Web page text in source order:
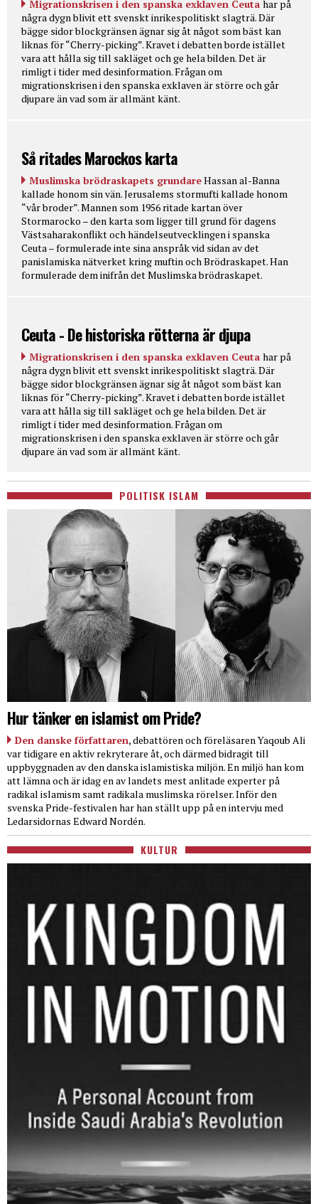
Migrationskrisen i den spanska exklaven Ceuta har på
några dygn blivit ett svenskt inrikespolitiskt slagträ. Där
bägge sidor blockgränsen ägnar sig åt något som bäst kan
liknas för “Cherry-picking”. Kravet i debatten borde istället
vara att hålla sig till sakläget och ge hela bilden. Det är
rimligt i tider med desinformation. Frågan om
migrationskrisen i den spanska exklaven är större och går
djupare än vad som är allmänt känt.
Så ritades Marockos karta
Muslimska brödraskapets grundareHassan al-Banna
kallade honom sin vän. Jerusalems stormufti kallade honom
“vår broder”. Mannen som 1956 ritade kartan över
Stormarocko – den karta som ligger till grund för dagens
Västsaharakonflikt och händelseutvecklingen i spanska
Ceuta – formulerade inte sina anspråk vid sidan av det
panislamiska nätverket kring muftin och Brödraskapet. Han
formulerade dem inifrån det Muslimska brödraskapet.
Ceuta - De historiska rötterna är djupa
Migrationskrisen i den spanska exklaven Ceuta har på
några dygn blivit ett svenskt inrikespolitiskt slagträ. Där
bägge sidor blockgränsen ägnar sig åt något som bäst kan
liknas för “Cherry-picking”. Kravet i debatten borde istället
vara att hålla sig till sakläget och ge hela bilden. Det är
rimligt i tider med desinformation. Frågan om
migrationskrisen i den spanska exklaven är större och går
djupare än vad som är allmänt känt.
POLITISK ISLAM
Hur tänker en islamist om Pride?
Den danske författaren, debattören och föreläsaren Yaqoub Ali
var tidigare en aktiv rekryterare åt, och därmed bidragit till
uppbyggnaden av den danska islamistiska miljön. En miljö han kom
att lämna och är idag en av landets mest anlitade experter på
radikal islamism samt radikala muslimska rörelser. Inför den
svenska Pride-festivalen har han ställt upp på en intervju med
Ledarsidornas Edward Nordén.
KULTUR